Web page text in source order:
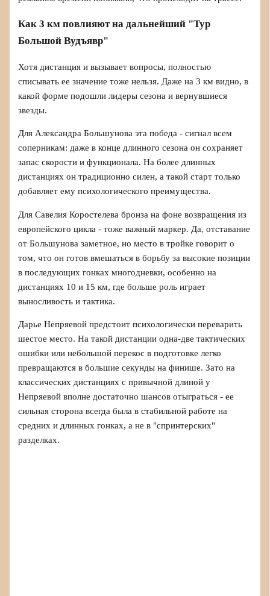
Как 3 км повлияют на дальнейший "Тур
Большой Вудъявр"
Хотя дистанция и вызывает вопросы, полностью
списывать ее значение тоже нельзя. Даже на 3 км видно, в
какой форме подошли лидеры сезона и вернувшиеся
звезды.
Для Александра Большунова эта победа - сигнал всем
соперникам: даже в конце длинного сезона он сохраняет
запас скорости и функционала. На более длинных
дистанциях он традиционно силен, а такой старт только
добавляет ему психологического преимущества.
Для Савелия Коростелева бронза на фоне возвращения из
европейского цикла - тоже важный маркер. Да, отставание
от Большунова заметное, но место в тройке говорит о
том, что он готов вмешаться в борьбу за высокие позиции
в последующих гонках многодневки, особенно на
дистанциях 10 и 15 км, где больше роль играет
выносливость и тактика.
Дарье Непряевой предстоит психологически переварить
шестое место. На такой дистанции одна-две тактических
ошибки или небольшой перекос в подготовке легко
превращаются в большие секунды на финише. Зато на
классических дистанциях с привычной длиной у
Непряевой вполне достаточно шансов отыграться - ее
сильная сторона всегда была в стабильной работе на
средних и длинных гонках, а не в "спринтерских"
разделках.